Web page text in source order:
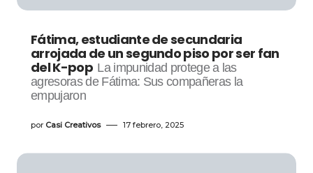
Fátima, estudiante de secundaria
arrojada de un segundo piso por ser fan
del K-pop La impunidad protege a las
agresoras de Fátima: Sus compañeras la
empujaron
por Casi Creativos 17 febrero, 2025